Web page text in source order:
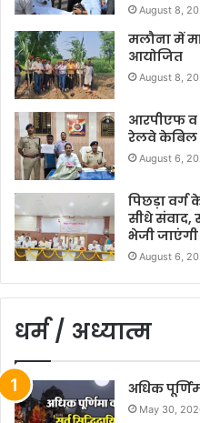
August 8,
मलौना में
आयोजित
August 8,
आरपीएफ व
रेलवे केबिल
August 6,
पिछड़ा वर्ग
सीधे संवाद,
भेजी
August 6,
धर्म / अध्यात्म
अधिक
May 30,